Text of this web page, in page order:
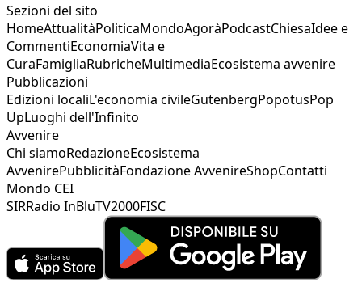
Sezioni del sito
HomeAttualitàPoliticaMondoAgoràPodcastChiesaIdee e
CommentiEconomiaVita e
CuraFamigliaRubricheMultimediaEcosistema avvenire
Pubblicazioni
Edizioni localiL'economia civileGutenbergPopotusPop
UpLuoghi dell'Infinito
Avvenire
Chi siamoRedazioneEcosistema
AvvenirePubblicitàFondazione AvvenireShopContatti
Mondo CEI
SIRRadio InBluTV2000FISC